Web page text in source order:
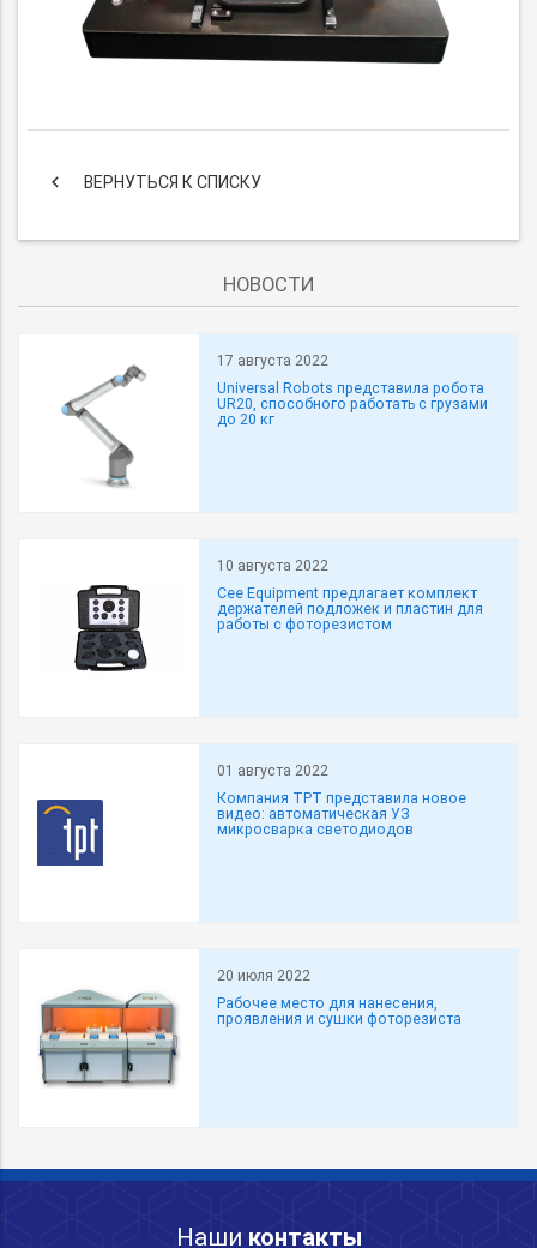
keyboard_arrow_left ВЕРНУТЬСЯ К СПИСКУ
НОВОСТИ
17 августа 2022
Universal Robots представила робота
UR20, способного работать с грузами
до 20 кг
10 августа 2022
Cee Equipment предлагает комплект
держателей подложек и пластин для
работы с фоторезистом
01 августа 2022
Компания TPT представила новое
видео: автоматическая УЗ
микросварка светодиодов
20 июля 2022
Рабочее место для нанесения,
проявления и сушки фоторезиста
Наши контакты